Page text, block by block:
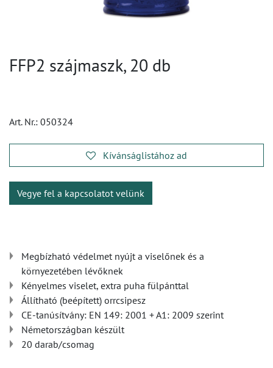
FFP2 szájmaszk, 20 db
Art. Nr.: 050324
Kívánságlistához ad
Vegye fel a kapcsolatot velünk
Megbízható védelmet nyújt a viselőnek és a
környezetében lévőknek
Kényelmes viselet, extra puha fülpánttal
Állítható (beépített) orrcsipesz
CE-tanúsítvány: EN 149: 2001 + A1: 2009 szerint
Németországban készült
20 darab/csomag